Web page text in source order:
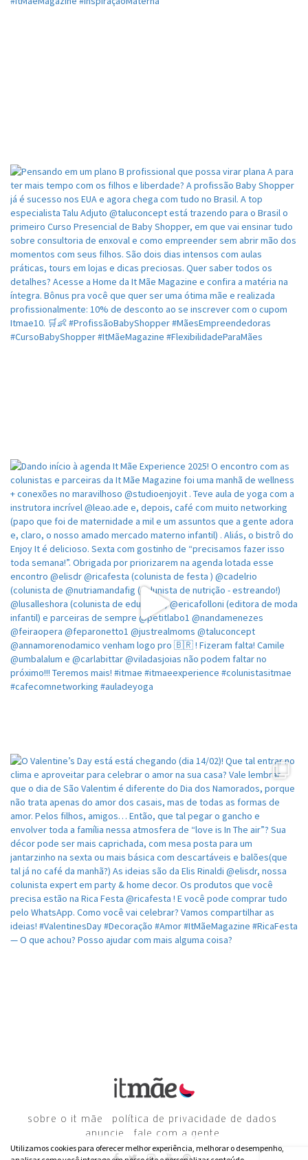
sobre o it mãe
política de privacidade de dados
anuncie
fale com a gente
Utilizamos cookies para oferecer melhor experiência, melhorar o desempenho,